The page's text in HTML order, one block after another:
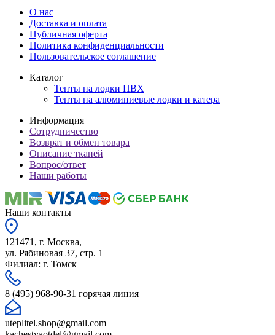
О нас
Доставка и оплата
Публичная оферта
Политика конфиденциальности
Пользовательское соглашение
Каталог
Тенты на лодки ПВХ
Тенты на алюминиевые лодки и катера
Информация
Сотрудничество
Возврат и обмен товара
Описание тканей
Вопрос/ответ
Наши работы
Наши контакты
121471, г. Москва,
ул. Рябиновая 37, стр. 1
Филиал: г. Томск
8 (495) 968-90-31 горячая линия
uteplitel.shop@gmail.com